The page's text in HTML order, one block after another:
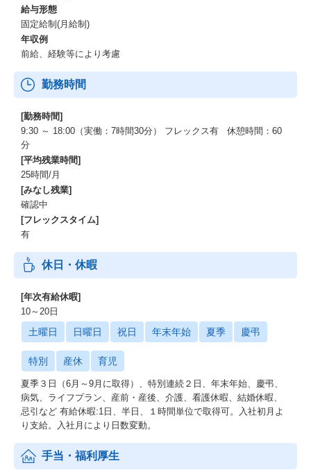
給与形態
固定給制(月給制)
年収例
前給、経験等により考慮
勤務時間
[勤務時間]
9:30 ～ 18:00（実働：7時間30分） フレックス有 休憩時間：60
分
[平均残業時間]
25時間/月
[みなし残業]
確認中
[フレックスタイム]
有
休日・休暇
[年次有給休暇]
10～20日
土曜日 日曜日 祝日 年末年始 夏季 慶弔
特別 産休 育児
夏季３日（6月～9月に取得）、特別連続２日、年末年始、慶弔、
病気、ライフプラン、産前・産後、介護、看護休暇、結婚休暇、
忌引など 有給休暇:1日、半日、１時間単位で取得可。入社初月よ
り支給。入社月により日数変動。
手当・福利厚生